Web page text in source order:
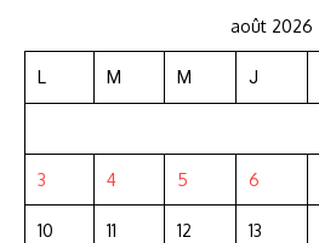
août 2026
L M M J
3 4 5 6
10 11 12 13